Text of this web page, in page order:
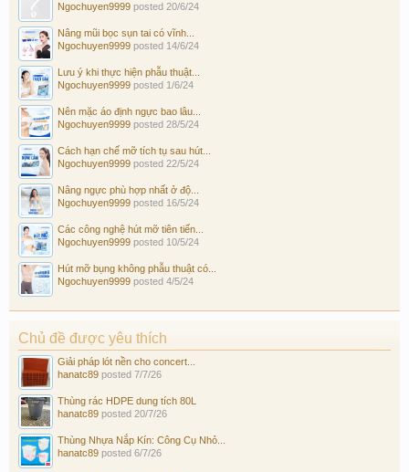
Ngochuyen9999 posted 20/6/24
Nâng mũi bọc sụn tai có vĩnh...
Ngochuyen9999 posted 14/6/24
Lưu ý khi thực hiện phẫu thuật...
Ngochuyen9999 posted 1/6/24
Nên mặc áo định ngực bao lâu...
Ngochuyen9999 posted 28/5/24
Cách hạn chế mỡ tích tụ sau hút...
Ngochuyen9999 posted 22/5/24
Nâng ngực phù hợp nhất ở độ...
Ngochuyen9999 posted 16/5/24
Các công nghệ hút mỡ tiên tiến...
Ngochuyen9999 posted 10/5/24
Hút mỡ bụng không phẫu thuật có...
Ngochuyen9999 posted 4/5/24
Chủ đề được yêu thích
Giải pháp lót nền cho concert...
hanatc89 posted 7/7/26
Thùng rác HDPE dung tích 80L
hanatc89 posted 20/7/26
Thùng Nhựa Nắp Kín: Công Cụ Nhỏ...
hanatc89 posted 6/7/26